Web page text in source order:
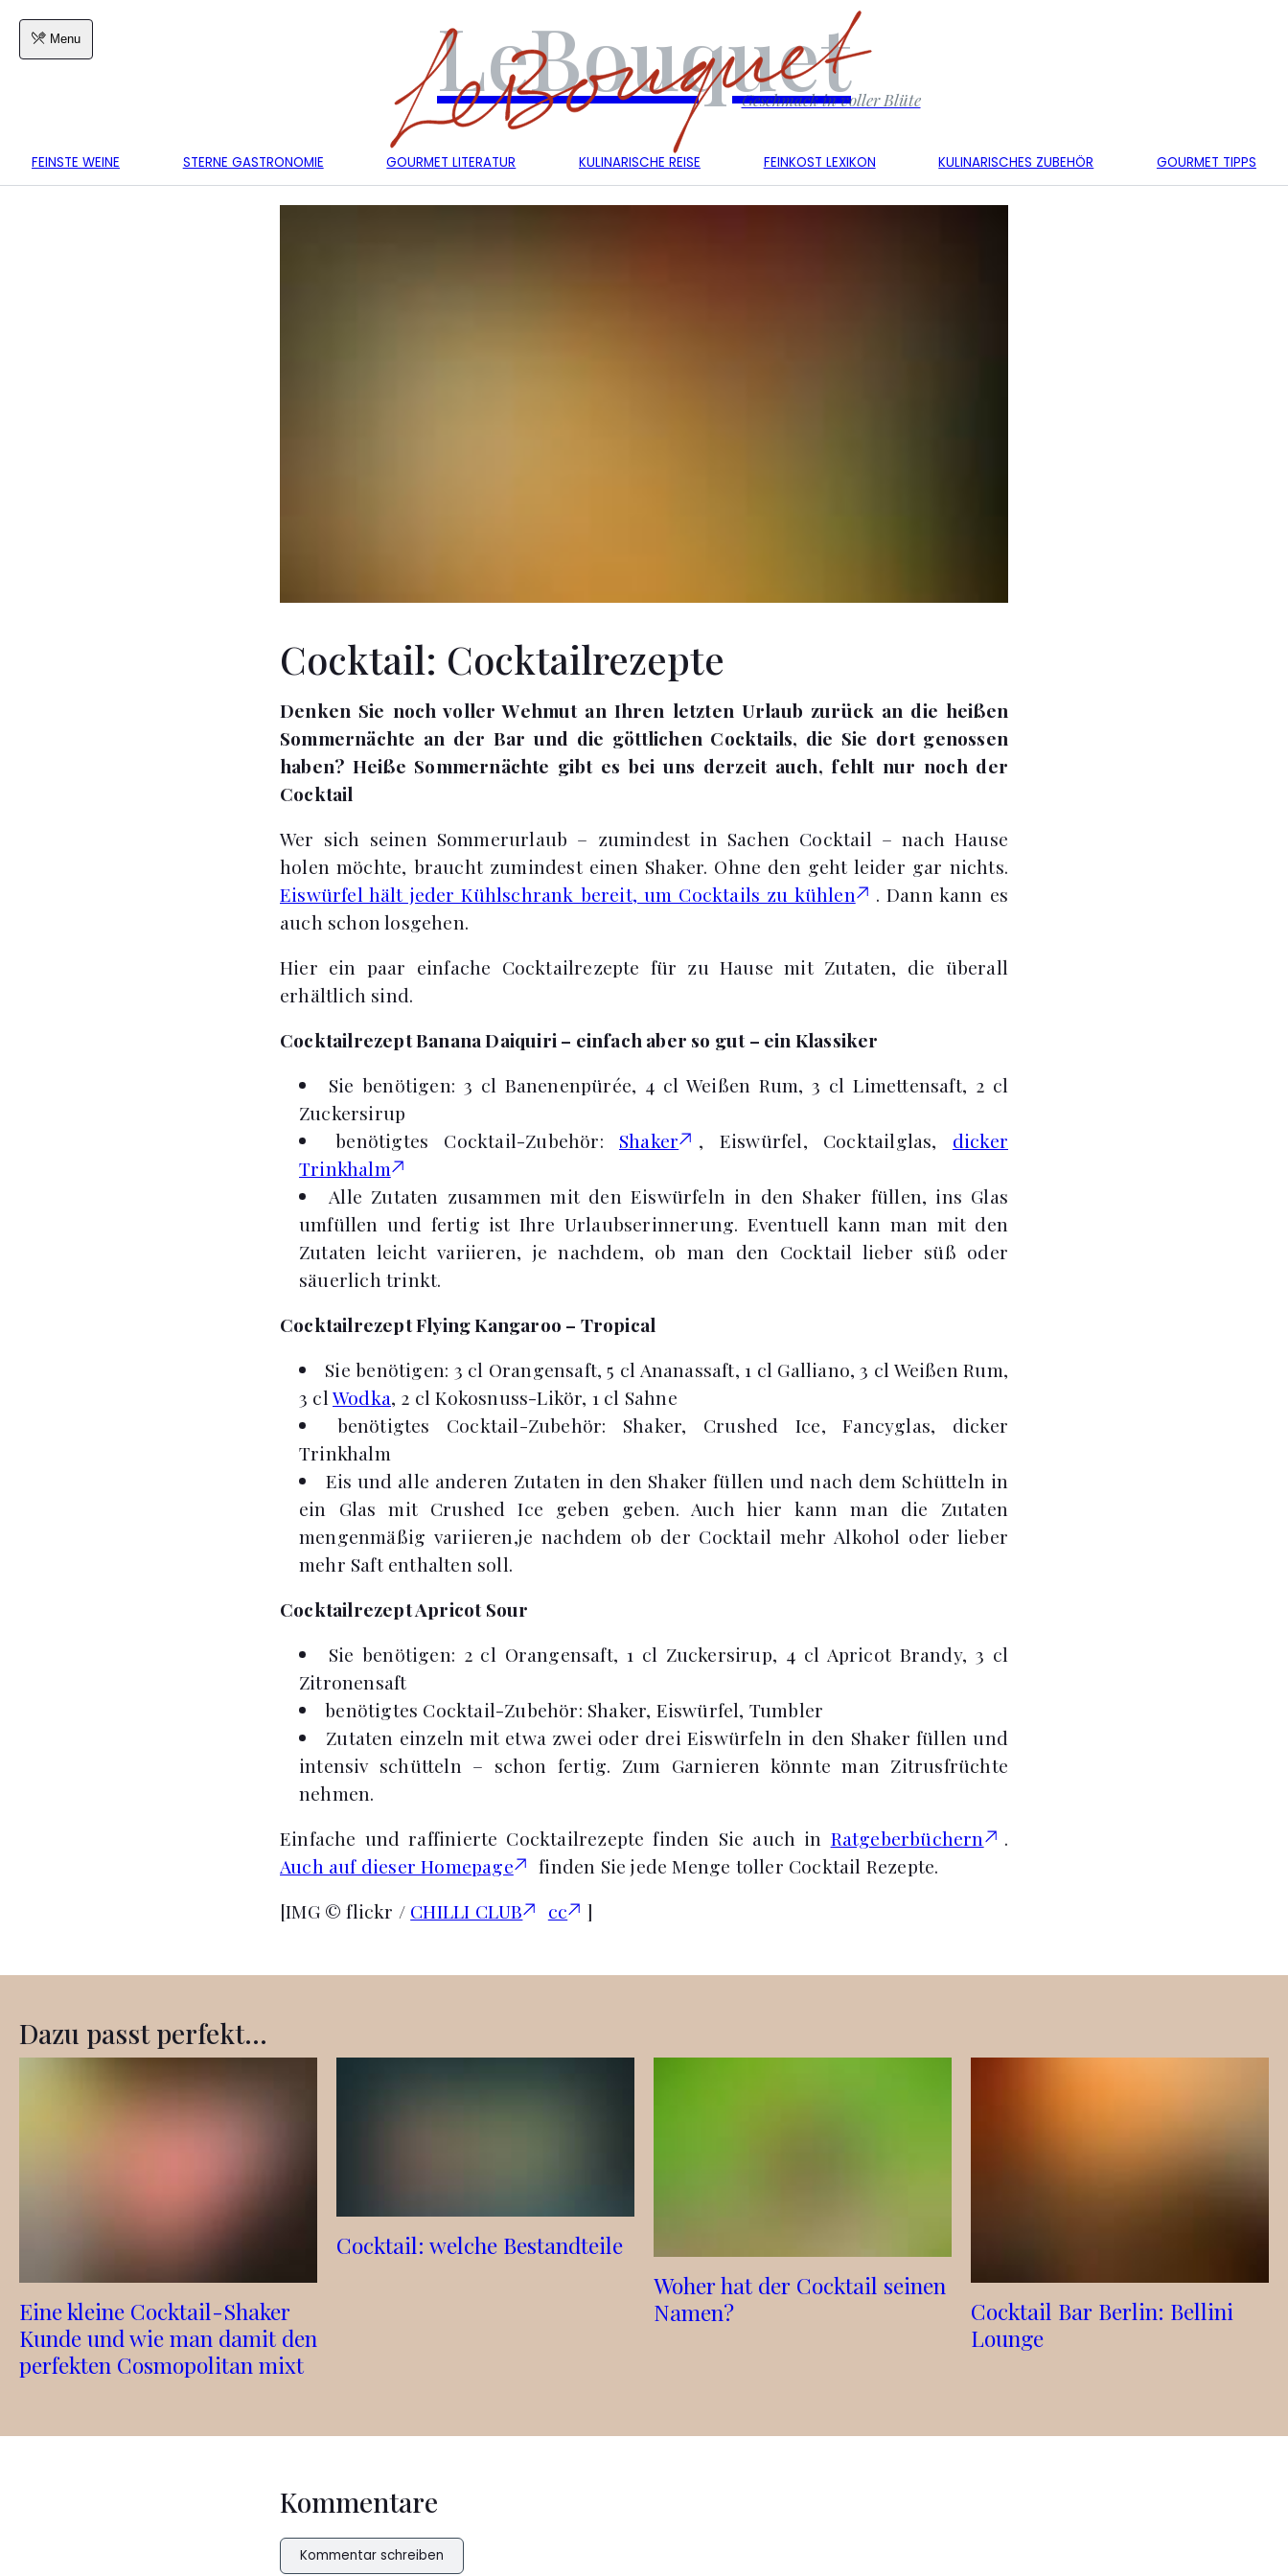
Menu LeBouquet
Geschmack in voller Blüte
FEINSTE WEINE STERNE GASTRONOMIE GOURMET LITERATUR KULINARISCHE REISE FEINKOST LEXIKON KULINARISCHES ZUBEHÖR GOURMET TIPPS
Cocktail: Cocktailrezepte
Denken Sie noch voller Wehmut an Ihren letzten Urlaub zurück an die heißen
Sommernächte an der Bar und die göttlichen Cocktails, die Sie dort genossen
haben? Heiße Sommernächte gibt es bei uns derzeit auch, fehlt nur noch der
Cocktail
Wer sich seinen Sommerurlaub – zumindest in Sachen Cocktail – nach Hause
holen möchte, braucht zumindest einen Shaker. Ohne den geht leider gar nichts.
Eiswürfel hält jeder Kühlschrank bereit, um Cocktails zu kühlen
. Dann kann es
auch schon losgehen.
Hier ein paar einfache Cocktailrezepte für zu Hause mit Zutaten, die überall
erhältlich sind.
Cocktailrezept Banana Daiquiri – einfach aber so gut – ein Klassiker
Sie benötigen: 3 cl Banenenpürée, 4 cl Weißen Rum, 3 cl Limettensaft, 2 cl
Zuckersirup
benötigtes Cocktail-Zubehör: Shaker , Eiswürfel, Cocktailglas, dicker
Trinkhalm
Alle Zutaten zusammen mit den Eiswürfeln in den Shaker füllen, ins Glas
umfüllen und fertig ist Ihre Urlaubserinnerung. Eventuell kann man mit den
Zutaten leicht variieren, je nachdem, ob man den Cocktail lieber süß oder
säuerlich trinkt.
Cocktailrezept Flying Kangaroo – Tropical
Sie benötigen: 3 cl Orangensaft, 5 cl Ananassaft, 1 cl Galliano, 3 cl Weißen Rum,
3 clWodka, 2 cl Kokosnuss-Likör, 1 cl Sahne
benötigtes Cocktail-Zubehör: Shaker, Crushed Ice, Fancyglas, dicker
Trinkhalm
Eis und alle anderen Zutaten in den Shaker füllen und nach dem Schütteln in
ein Glas mit Crushed Ice geben geben. Auch hier kann man die Zutaten
mengenmäßig variieren,je nachdem ob der Cocktail mehr Alkohol oder lieber
mehr Saft enthalten soll.
Cocktailrezept Apricot Sour
Sie benötigen: 2 cl Orangensaft, 1 cl Zuckersirup, 4 cl Apricot Brandy, 3 cl
Zitronensaft
benötigtes Cocktail-Zubehör: Shaker, Eiswürfel, Tumbler
Zutaten einzeln mit etwa zwei oder drei Eiswürfeln in den Shaker füllen und
intensiv schütteln – schon fertig. Zum Garnieren könnte man Zitrusfrüchte
nehmen.
Einfache und raffinierte Cocktailrezepte finden Sie auch in Ratgeberbüchern
.
Auch auf dieser Homepage
finden Sie jede Menge toller Cocktail Rezepte.
[IMG © flickr / CHILLI CLUB cc ]
Dazu passt perfekt...
Eine kleine Cocktail-Shaker
Kunde und wie man damit den
perfekten Cosmopolitan mixt
Cocktail: welche Bestandteile
Woher hat der Cocktail seinen
Namen?
Cocktail Bar Berlin: Bellini
Lounge
Kommentare
Kommentar schreiben